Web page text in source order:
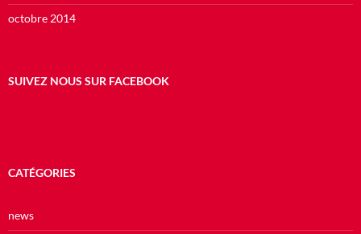
octobre 2014
SUIVEZ NOUS SUR FACEBOOK
CATÉGORIES
news